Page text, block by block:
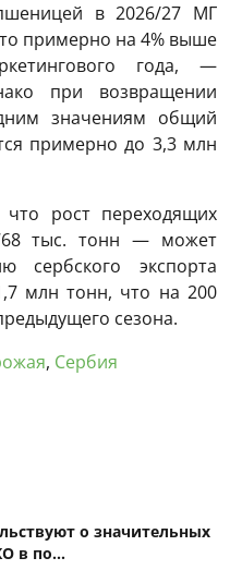
в 2026/27 МГ
примерно на 4% выше
года, —
при возвращении
значениям общий
примерно до 3,3 млн
рост переходящих
тыс. тонн — может
сербского экспорта
млн тонн, что на 200
сезона.
, Сербия
о значительных
в по...